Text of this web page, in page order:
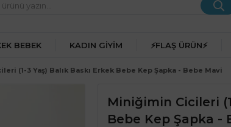
BEBEK KADIN GIYIM ⚡FLAŞ ÜRÜN⚡
(1-3 Yaş) Balık Baskı Erkek Bebe Kep Şapka - Bebe Mavi
Miniğimin Cicileri
Bebe Kep Şapka -